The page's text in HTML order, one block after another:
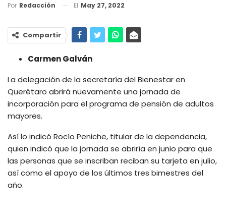
Por Redacción El May 27, 2022
Compartir
Carmen Galván
La delegación de la secretaría del Bienestar en
Querétaro abrirá nuevamente una jornada de
incorporación para el programa de pensión de adultos
mayores.
Así lo indicó Rocío Peniche, titular de la dependencia,
quien indicó que la jornada se abriría en junio para que
las personas que se inscriban reciban su tarjeta en julio,
así como el apoyo de los últimos tres bimestres del
año.